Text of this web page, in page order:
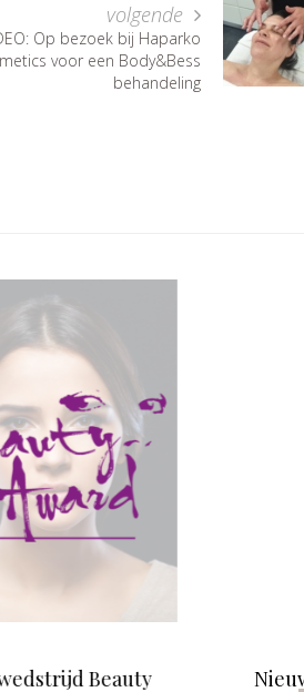
volgende
Op bezoek bij Haparko
voor een Body&Bess
behandeling
Nieuwe locatie voor